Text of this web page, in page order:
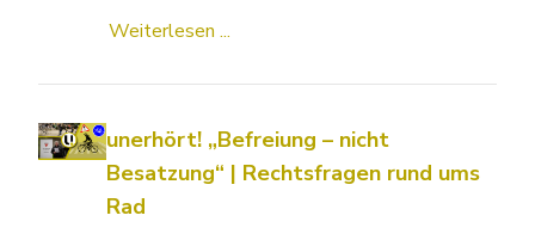
Weiterlesen ...
unerhört! „Befreiung – nicht
Besatzung“ | Rechtsfragen rund ums
Rad